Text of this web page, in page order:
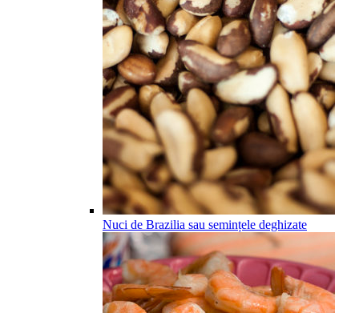
Nuci de Brazilia sau semințele deghizate